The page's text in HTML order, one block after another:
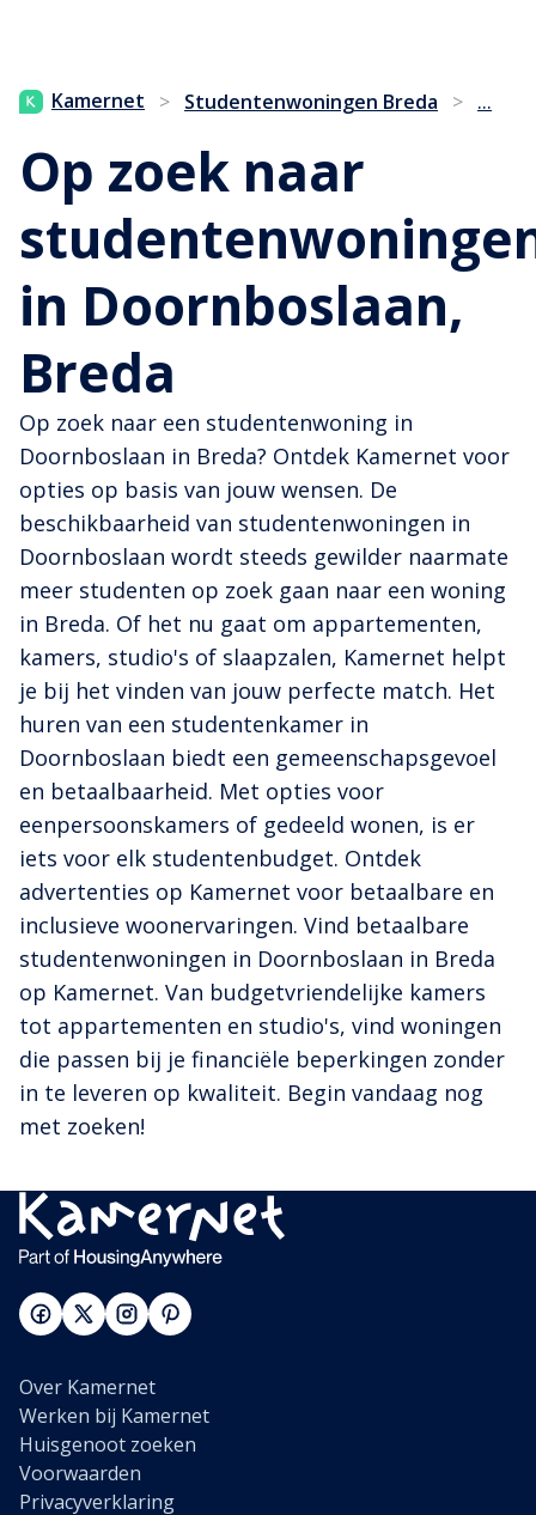
Kamernet > Studentenwoningen Breda > ...
Op zoek naar
in Doornboslaan,
Breda
Op zoek naar een studentenwoning in
Doornboslaan in Breda? Ontdek Kamernet voor
opties op basis van jouw wensen. De
beschikbaarheid van studentenwoningen in
Doornboslaan wordt steeds gewilder naarmate
meer studenten op zoek gaan naar een woning
in Breda. Of het nu gaat om appartementen,
kamers, studio's of slaapzalen, Kamernet helpt
je bij het vinden van jouw perfecte match. Het
huren van een studentenkamer in
Doornboslaan biedt een gemeenschapsgevoel
en betaalbaarheid. Met opties voor
eenpersoonskamers of gedeeld wonen, is er
iets voor elk studentenbudget. Ontdek
advertenties op Kamernet voor betaalbare en
inclusieve woonervaringen. Vind betaalbare
studentenwoningen in Doornboslaan in Breda
op Kamernet. Van budgetvriendelijke kamers
tot appartementen en studio's, vind woningen
die passen bij je financiële beperkingen zonder
in te leveren op kwaliteit. Begin vandaag nog
met zoeken!
Over Kamernet
Werken bij Kamernet
Huisgenoot zoeken
Voorwaarden
Privacyverklaring